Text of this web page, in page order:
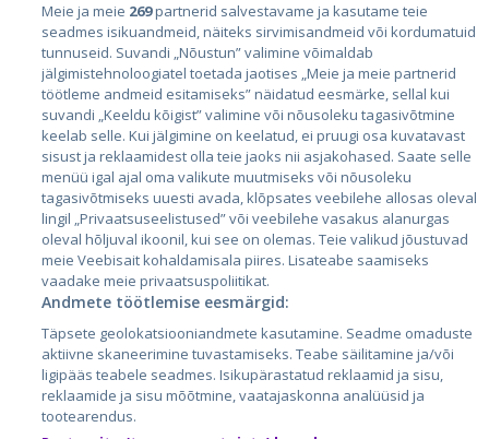
Страны
Эстония
Латвия
Литва
City24.lv
City24.ee
GetaPro.lv
GetaPro.ee
CVbankas.lt
Kainos.lt
Paslaugos.lt
auto24.ee
Meie ja meie 269partnerid salvestavame ja kasutame teie
seadmes isikuandmeid, näiteks sirvimisandmeid või kordumatuid
tunnuseid. Suvandi „Nõustun” valimine võimaldab
jälgimistehnoloogiatel toetada jaotises „Meie ja meie partnerid
töötleme andmeid esitamiseks” näidatud eesmärke, sellal kui
suvandi „Keeldu kõigist” valimine või nõusoleku tagasivõtmine
keelab selle. Kui jälgimine on keelatud, ei pruugi osa kuvatavast
sisust ja reklaamidest olla teie jaoks nii asjakohased. Saate selle
menüü igal ajal oma valikute muutmiseks või nõusoleku
tagasivõtmiseks uuesti avada, klõpsates veebilehe allosas oleval
lingil „Privaatsuseelistused” või veebilehe vasakus alanurgas
oleval hõljuval ikoonil, kui see on olemas. Teie valikud jõustuvad
meie Veebisait kohaldamisala piires. Lisateabe saamiseks
vaadake meie privaatsuspoliitikat.
Andmete töötlemise eesmärgid:
Täpsete geolokatsiooniandmete kasutamine. Seadme omaduste
aktiivne skaneerimine tuvastamiseks. Teabe säilitamine ja/või
ligipääs teabele seadmes. Isikupärastatud reklaamid ja sisu,
reklaamide ja sisu mõõtmine, vaatajaskonna analüüsid ja
tootearendus.